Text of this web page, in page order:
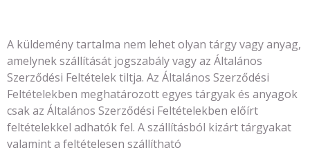
A küldemény tartalma nem lehet olyan tárgy vagy anyag,
amelynek szállítását jogszabály vagy az Általános
Szerződési Feltételek tiltja. Az Általános Szerződési
Feltételekben meghatározott egyes tárgyak és anyagok
csak az Általános Szerződési Feltételekben előírt
feltételekkel adhatók fel. A szállításból kizárt tárgyakat
valamint a feltételesen szállítható